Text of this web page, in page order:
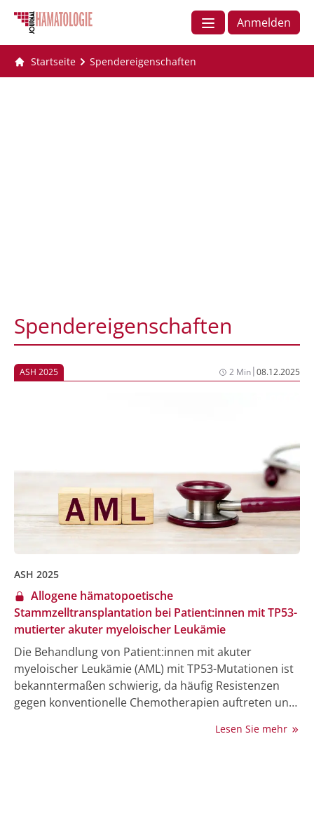
Anmelden
Startseite Spendereigenschaften
Spendereigenschaften
ASH 2025 2 Min|08.12.2025
ASH 2025
Allogene hämatopoetische
Stammzelltransplantation bei Patient:innen mit TP53-
mutierter akuter myeloischer Leukämie
Die Behandlung von Patient:innen mit akuter
myeloischer Leukämie (AML) mit TP53-Mutationen ist
bekanntermaßen schwierig, da häufig Resistenzen
gegen konventionelle Chemotherapien auftreten und
Lesen Sie mehr